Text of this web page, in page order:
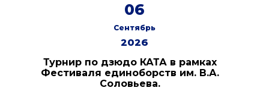
06
Сентябрь
2026
Турнир по дзюдо КАТА в рамках
Фестиваля единоборств им. В.А.
Соловьева.